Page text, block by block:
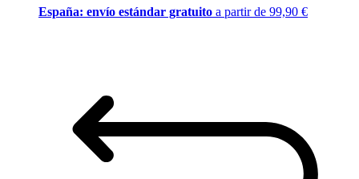
España: envío estándar gratuito a partir de 99,90 €